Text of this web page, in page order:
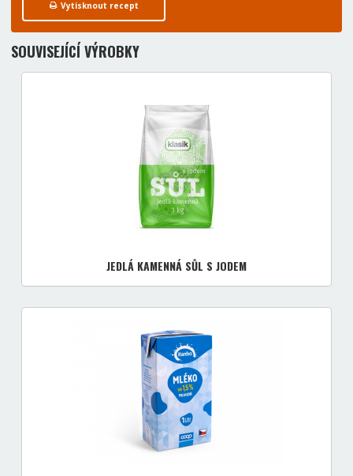
Vytisknout recept
SOUVISEJÍCÍ VÝROBKY
JEDLÁ KAMENNÁ SŮL S JODEM